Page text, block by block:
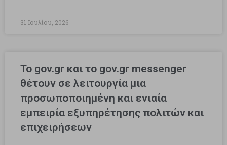
31 Ιουλίου, 2026
Το gov.gr και το gov.gr messenger
θέτουν σε λειτουργία μια
προσωποποιημένη και ενιαία
εμπειρία εξυπηρέτησης πολιτών και
επιχειρήσεων